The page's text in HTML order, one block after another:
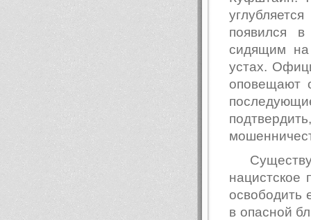
появился
сидящим
устах.
оповещают
нацистское
освободить
в опасной